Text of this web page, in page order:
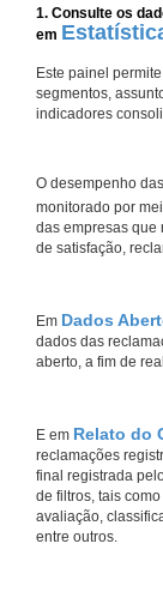
1. Consulte os
em
Este painel
segmentos,
indicadores
O desempenho
monitorado por
das empresas que
de satisfação,
Em Dados
dados das
aberto, a fim de
E em Relato do
reclamações
final registrada
de filtros, tais
avaliação,
entre outros.